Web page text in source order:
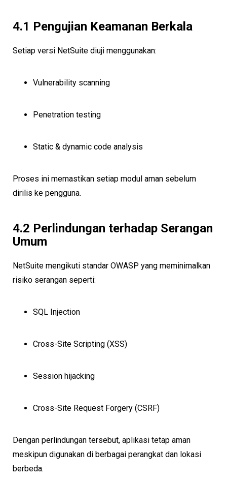
4.1 Pengujian Keamanan Berkala
Setiap versi NetSuite diuji menggunakan:
Vulnerability scanning
Penetration testing
Static & dynamic code analysis
Proses ini memastikan setiap modul aman sebelum
dirilis ke pengguna.
4.2 Perlindungan terhadap Serangan
Umum
NetSuite mengikuti standar OWASP yang meminimalkan
risiko serangan seperti:
SQL Injection
Cross-Site Scripting (XSS)
Session hijacking
Cross-Site Request Forgery (CSRF)
Dengan perlindungan tersebut, aplikasi tetap aman
meskipun digunakan di berbagai perangkat dan lokasi
berbeda.